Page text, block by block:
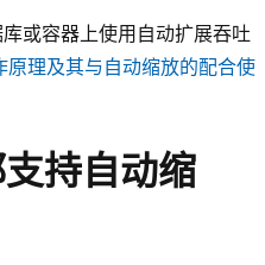
或容器上使用自动扩展吞吐
原理及其与自动缩放的配合使
持自动缩